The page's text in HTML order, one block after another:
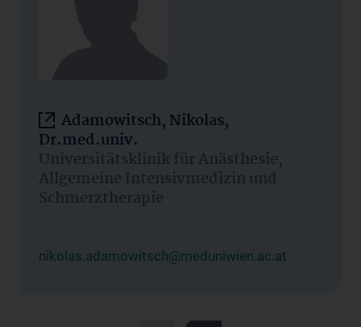
Adamowitsch, Nikolas,
Dr.med.univ.
Universitätsklinik für Anästhesie,
Allgemeine Intensivmedizin und
Schmerztherapie
nikolas.adamowitsch@meduniwien.ac.at